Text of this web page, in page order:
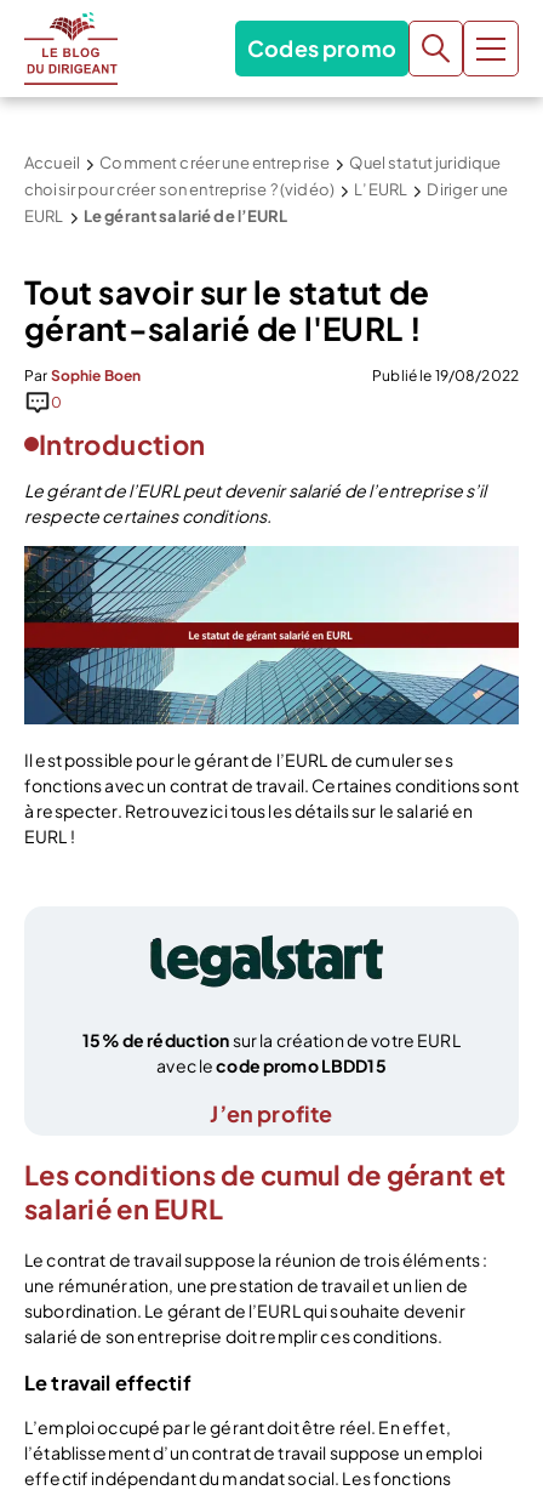
Codes promo
Accueil Comment créer une entreprise
Quel statut juridique
choisir pour créer son entreprise ? (vidéo)
L’EURL
Diriger une
EURL
Le gérant salarié de l’EURL
Tout savoir sur le statut de
gérant-salarié de l'EURL !
Par Sophie Boen
Publié le 19/08/2022
0
Introduction
Le gérant de l’EURL peut devenir salarié de l’entreprise s’il
respecte certaines conditions.
Il est possible pour le gérant de l’EURL de cumuler ses
fonctions avec un contrat de travail. Certaines conditions sont
à respecter. Retrouvez ici tous les détails sur le salarié en
EURL !
15% de réductionsur la création de votre EURL
avec lecode promo LBDD15
J’en profite
Les conditions de cumul de gérant et
salarié en EURL
Le contrat de travail suppose la réunion de trois éléments :
une rémunération, une prestation de travail et un lien de
subordination. Le gérant de l’EURL qui souhaite devenir
salarié de son entreprise doit remplir ces conditions.
Le travail effectif
L’emploi occupé par le gérant doit être réel. En effet,
l’établissement d’un contrat de travail suppose un emploi
effectif indépendant du mandat social. Les fonctions